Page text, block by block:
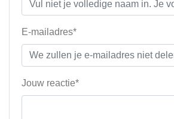
E-mailadres*
Jouw reactie*